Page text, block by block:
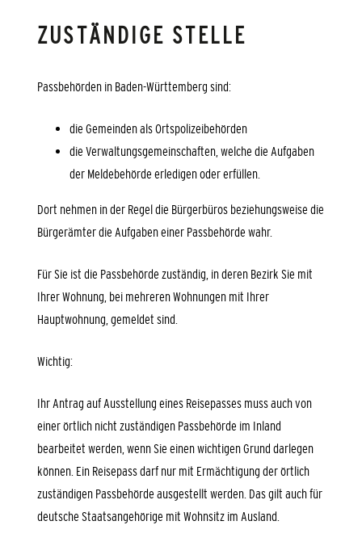
ZUSTÄNDIGE STELLE
Passbehörden in Baden-Württemberg sind:
die Gemeinden als Ortspolizeibehörden
die Verwaltungsgemeinschaften, welche die Aufgaben
der Meldebehörde erledigen oder erfüllen.
Dort nehmen in der Regel die Bürgerbüros beziehungsweise die
Bürgerämter die Aufgaben einer Passbehörde wahr.
Für Sie ist die Passbehörde zuständig, in deren Bezirk Sie mit
Ihrer Wohnung, bei mehreren Wohnungen mit Ihrer
Hauptwohnung, gemeldet sind.
Wichtig:
Ihr Antrag auf Ausstellung eines Reisepasses muss auch von
einer örtlich nicht zuständigen Passbehörde im Inland
bearbeitet werden, wenn Sie einen wichtigen Grund darlegen
können. Ein Reisepass darf nur mit Ermächtigung der örtlich
zuständigen Passbehörde ausgestellt werden. Das gilt auch für
deutsche Staatsangehörige mit Wohnsitz im Ausland.